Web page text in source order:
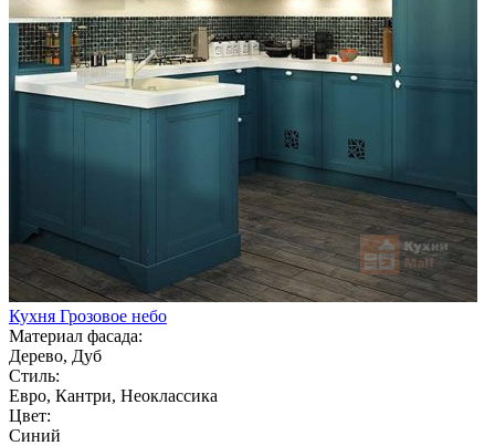
Кухня Грозовое небо
Материал фасада:
Дерево, Дуб
Стиль:
Евро, Кантри, Неоклассика
Цвет:
Синий